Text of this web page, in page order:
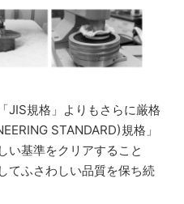
JIS規格」よりもさらに厳格
STANDARD)規格」
い基準をクリアすること
てふさわしい品質を保ち続